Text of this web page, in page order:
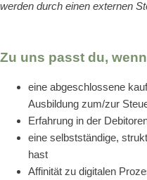
werden durch einen externen
Zu uns passt du,
eine abgeschlossene
Ausbildung zum/zur
Erfahrung in der
eine selbstständige,
hast
Affinität zu digitalen